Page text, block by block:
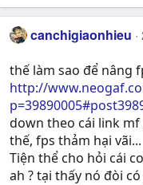
canchigiaonhieu
thế làm sao để nâng
http://
down theo cái link mf
thế, fps thảm hại vãi...
Tiện thể cho hỏi cái
ah ? tại thấy nó đòi